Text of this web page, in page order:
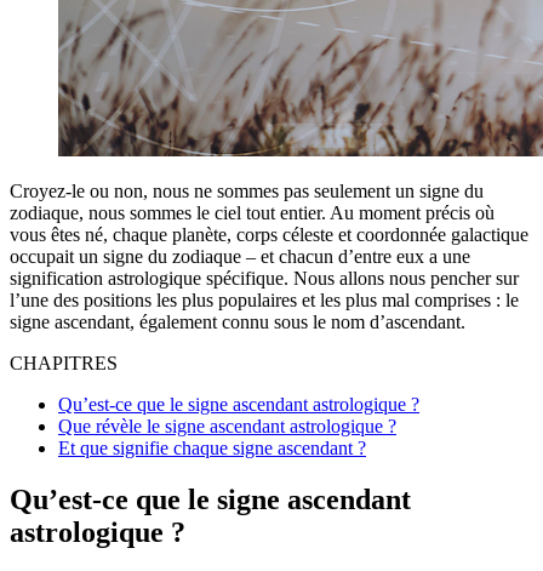
Croyez-le ou non, nous ne sommes pas seulement un signe du
zodiaque, nous sommes le ciel tout entier. Au moment précis où
vous êtes né, chaque planète, corps céleste et coordonnée galactique
occupait un signe du zodiaque – et chacun d’entre eux a une
signification astrologique spécifique. Nous allons nous pencher sur
l’une des positions les plus populaires et les plus mal comprises : le
signe ascendant, également connu sous le nom d’ascendant.
CHAPITRES
Qu’est-ce que le signe ascendant astrologique ?
Que révèle le signe ascendant astrologique ?
Et que signifie chaque signe ascendant ?
Qu’est-ce que le signe ascendant
astrologique ?